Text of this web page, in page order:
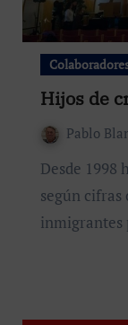
Hijos de
Pablo
Desde 1998 hasta hoy han llegado a España,
según cifras
inmigrantes